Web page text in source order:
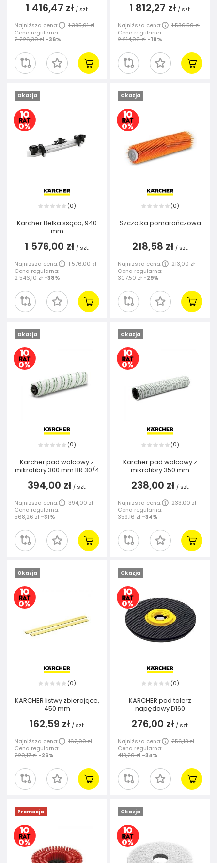
1 416,47 zł / szt.
Najniższa cena:
1 385,01 zł
Cena regularna:
2 226,30 zł -36%
1 812,27 zł / szt.
Najniższa cena:
1 536,50 zł
Cena regularna:
2 214,00 zł -18%
Okazja
(0)
Karcher Belka ssąca, 940
mm
1 576,00 zł / szt.
Najniższa cena:
1 576,00 zł
Cena regularna:
2 546,10 zł -38%
Okazja
(0)
Szczotka pomarańczowa
218,58 zł / szt.
Najniższa cena:
213,00 zł
Cena regularna:
307,50 zł -29%
Okazja
(0)
Karcher pad walcowy z
mikrofibry 300 mm BR 30/4
394,00 zł / szt.
Najniższa cena:
394,00 zł
Cena regularna:
568,26 zł -31%
Okazja
(0)
Karcher pad walcowy z
mikrofibry 350 mm
238,00 zł / szt.
Najniższa cena:
233,00 zł
Cena regularna:
359,16 zł -34%
Okazja
(0)
KARCHER listwy zbierające,
450 mm
162,59 zł / szt.
Najniższa cena:
162,00 zł
Cena regularna:
220,17 zł -26%
Okazja
(0)
KARCHER pad talerz
napędowy D160
276,00 zł / szt.
Najniższa cena:
256,13 zł
Cena regularna:
418,20 zł -34%
Promocja Okazja